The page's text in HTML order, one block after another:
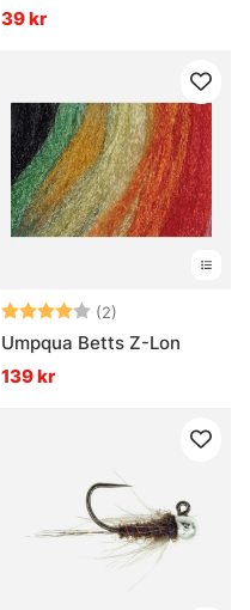
39 kr
Betyg: (2)
Umpqua Betts Z-Lon
139 kr